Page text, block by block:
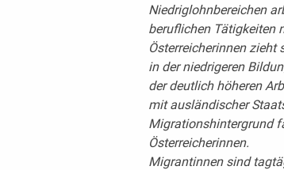
Niedriglohnbereichen
beruflichen Tätigkeiten
Österreicherinnen zieht
in der niedrigeren
der deutlich höheren
mit ausländischer
Migrationshintergrund
Österreicherinnen.
Migrantinnen sind